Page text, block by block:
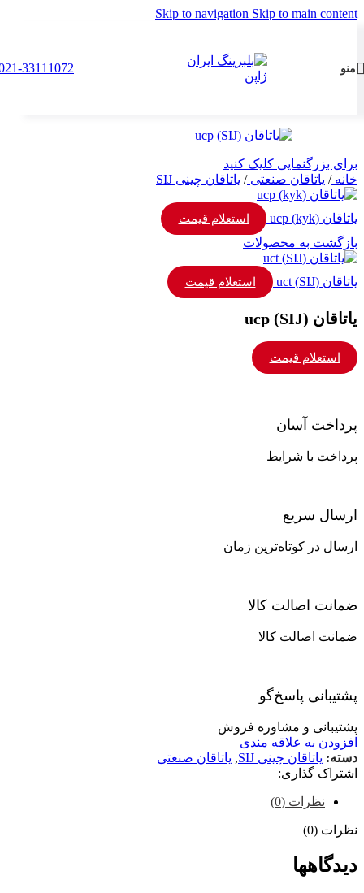
Skip to navigation Skip to main content
منو 33111072
برای بزرگنمایی کلیک کنید
خانه/ یاتاقان صنعتی/ یاتاقان چینی SIJ
یاتاقان (kyk) ucp استعلام قیمت
بازگشت به محصولات
یاتاقان (SIJ) uct استعلام قیمت
یاتاقان (SIJ) ucp
استعلام قیمت
پرداخت آسان
پرداخت با شرایط
ارسال سریع
ارسال در کوتاه‌ترین زمان
ضمانت اصالت کالا
ضمانت اصالت کالا
پشتیبانی پاسخ‌گو
پشتیبانی و مشاوره فروش
افزودن به علاقه مندی
دسته: یاتاقان چینی SIJ , یاتاقان صنعتی
اشتراک گذاری:
نظرات (0)
نظرات (0)
دیدگاهها